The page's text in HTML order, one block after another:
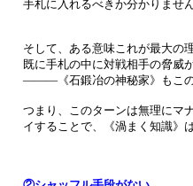
手札に入れるべきか分かりません
そして、ある意味これが最大の
既に手札の中に対戦相手の脅威
———《石鍛冶の神秘家》もこの
つまり、このターンは無理にマ
イすることで、《渦まく知識》